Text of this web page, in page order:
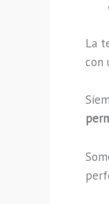
La
con